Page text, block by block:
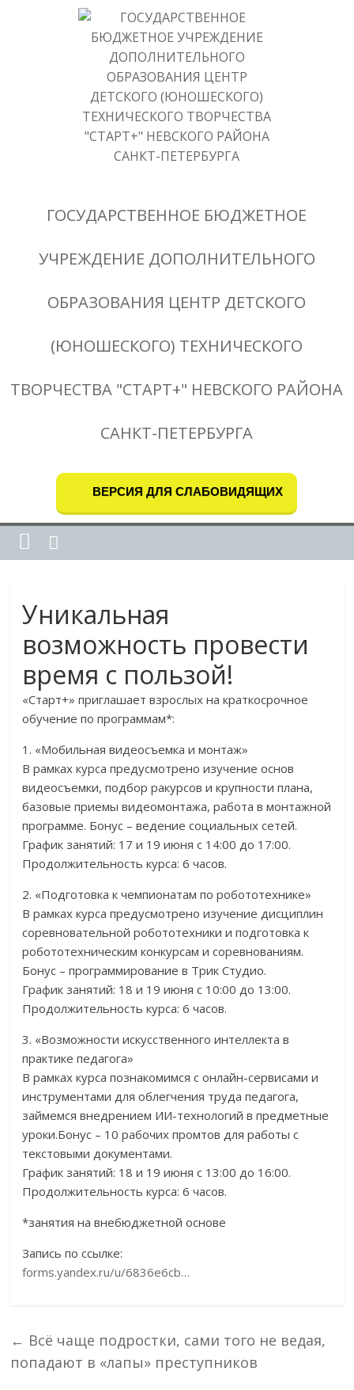
ГОСУДАРСТВЕННОЕ БЮДЖЕТНОЕ
УЧРЕЖДЕНИЕ ДОПОЛНИТЕЛЬНОГО
ОБРАЗОВАНИЯ ЦЕНТР ДЕТСКОГО
(ЮНОШЕСКОГО) ТЕХНИЧЕСКОГО
ТВОРЧЕСТВА "СТАРТ+" НЕВСКОГО РАЙОНА
САНКТ-ПЕТЕРБУРГА
ВЕРСИЯ ДЛЯ СЛАБОВИДЯЩИХ
Уникальная
возможность провести
время с пользой!
«Старт+» приглашает взрослых на краткосрочное
обучение по программам*:
1. «Мобильная видеосъемка и монтаж»
В рамках курса предусмотрено изучение основ
видеосъемки, подбор ракурсов и крупности плана,
базовые приемы видеомонтажа, работа в монтажной
программе. Бонус – ведение социальных сетей.
График занятий: 17 и 19 июня с 14:00 до 17:00.
Продолжительность курса: 6 часов.
2. «Подготовка к чемпионатам по робототехнике»
В рамках курса предусмотрено изучение дисциплин
соревновательной робототехники и подготовка к
робототехническим конкурсам и соревнованиям.
Бонус – программирование в Трик Студио.
График занятий: 18 и 19 июня с 10:00 до 13:00.
Продолжительность курса: 6 часов.
3. «Возможности искусственного интеллекта в
практике педагога»
В рамках курса познакомимся с онлайн-сервисами и
инструментами для облегчения труда педагога,
займемся внедрением ИИ-технологий в предметные
уроки.Бонус – 10 рабочих промтов для работы с
текстовыми документами.
График занятий: 18 и 19 июня с 13:00 до 16:00.
Продолжительность курса: 6 часов.
*занятия на внебюджетной основе
Запись по ссылке:
forms.yandex.ru/u/6836e6cb…
← Всё чаще подростки, сами того не ведая,
попадают в «лапы» преступников